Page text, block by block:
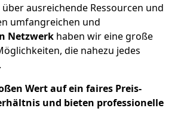
ausreichende Ressourcen und
umfangreichen und
Netzwerk haben wir eine große
die nahezu jedes
Wert auf ein faires Preis-
und bieten professionelle